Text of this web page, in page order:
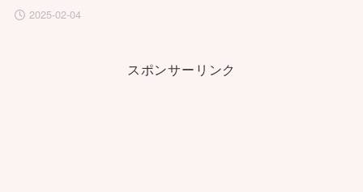
2025-02-04
スポンサーリンク